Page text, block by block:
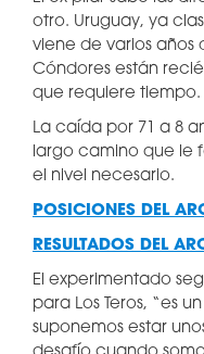
otro. Uruguay, ya
viene de varios años
Cóndores están
que requiere tiempo.
La caída por 71 a 8
largo camino que le
el nivel necesario.
POSICIONES DEL
RESULTADOS DEL
El experimentado
para Los Teros, “es
suponemos estar